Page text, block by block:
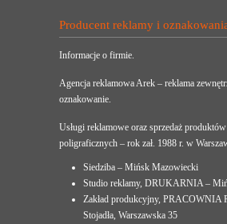
Producent reklamy i
Informacje o firmie.
Agencja reklamowa Arek – reklama
oznakowanie.
Usługi reklamowe oraz sprzedaż
poligraficznych – rok zał. 1988 r. w
Siedziba – Mińsk Mazowiecki
Studio reklamy, DRUKARNIA –
Zakład produkcyjny,
Stojadła, Warszawska 35